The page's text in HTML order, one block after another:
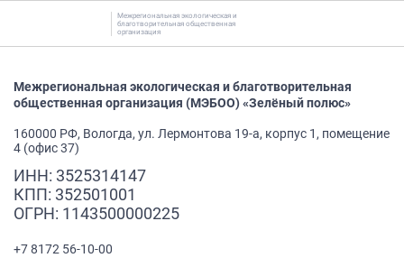
Межрегиональная экологическая и
благотворительная общественная
организация
Межрегиональная экологическая и благотворительная
общественная организация (МЭБОО) «Зелёный полюс»
160000 РФ, Вологда, ул. Лермонтова 19-а, корпус 1, помещение
4 (офис 37)
ИНН: 3525314147
КПП: 352501001
ОГРН: 1143500000225
+7 8172 56-10-00